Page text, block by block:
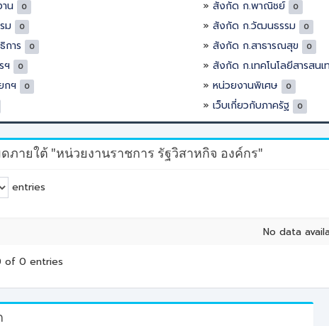
น 0 สังกัด ก.พาณิชย์ 0
ม 0 สังกัด ก.วัฒนธรรม 0
การ 0 สังกัด ก.สาธารณสุข 0
ฯ 0 สังกัด ก.เทคโนโลยีสารสนเ
กฯ 0 หน่วยงานพิเศษ 0
เว็บเกี่ยวกับภาครัฐ 0
ภายใต้ "หน่วยงานราชการ รัฐวิสาหกิจ องค์กร"
entries
No data
of 0 entries